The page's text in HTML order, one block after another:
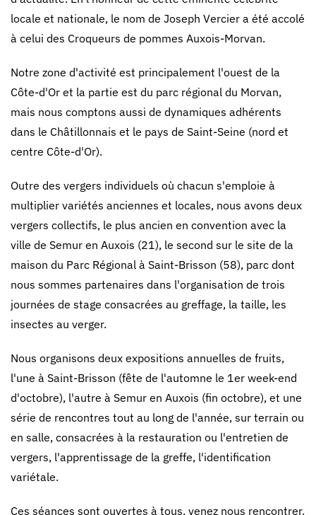
locale et nationale, le nom de Joseph Vercier a été accolé
à celui des Croqueurs de pommes Auxois-Morvan.
Notre zone d'activité est principalement l'ouest de la
Côte-d'Or et la partie est du parc régional du Morvan,
mais nous comptons aussi de dynamiques adhérents
dans le Châtillonnais et le pays de Saint-Seine (nord et
centre Côte-d'Or).
Outre des vergers individuels où chacun s'emploie à
multiplier variétés anciennes et locales, nous avons deux
vergers collectifs, le plus ancien en convention avec la
ville de Semur en Auxois (21), le second sur le site de la
maison du Parc Régional à Saint-Brisson (58), parc dont
nous sommes partenaires dans l'organisation de trois
journées de stage consacrées au greffage, la taille, les
insectes au verger.
Nous organisons deux expositions annuelles de fruits,
l'une à Saint-Brisson (fête de l'automne le 1er week-end
d'octobre), l'autre à Semur en Auxois (fin octobre), et une
série de rencontres tout au long de l'année, sur terrain ou
en salle, consacrées à la restauration ou l'entretien de
vergers, l'apprentissage de la greffe, l'identification
variétale.
Ces séances sont ouvertes à tous, venez nous rencontrer.